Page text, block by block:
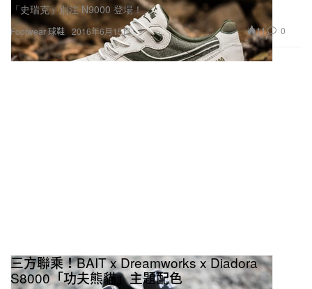
Footwear 球鞋
「史瑞克」別注 N9000 登場！
2016年6月15日 11 0
三方聯乘！BAIT x Dreamworks x Diadora
S8000「功夫熊貓」主題配色